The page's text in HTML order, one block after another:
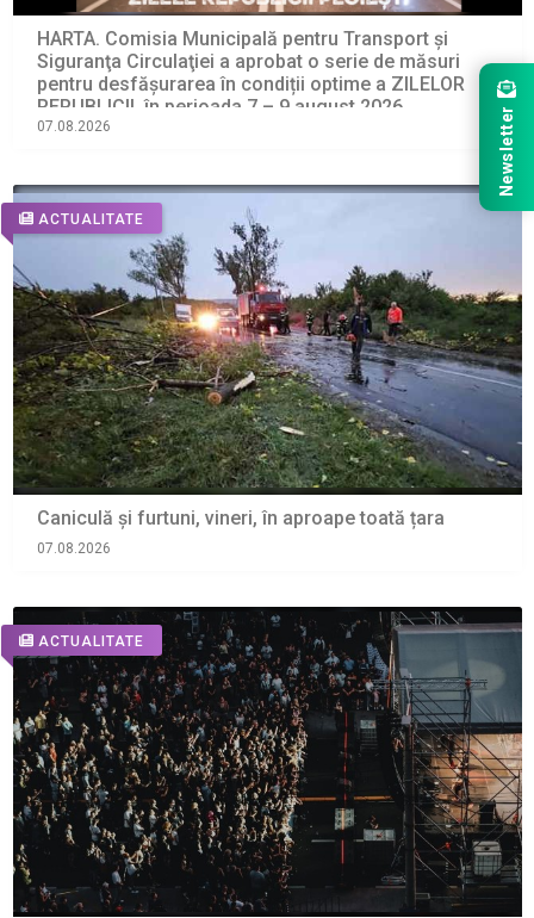
HARTA. Comisia Municipală pentru Transport şi
Siguranţa Circulaţiei a aprobat o serie de măsuri
pentru desfășurarea în condiții optime a ZILELOR
REPUBLICII, în perioada 7 – 9 august 2026
07.08.2026
ACTUALITATE
Caniculă și furtuni, vineri, în aproape toată țara
07.08.2026
ACTUALITATE
Newsletter